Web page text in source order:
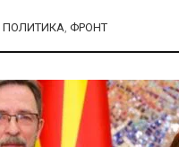
ПОЛИТИКА, ФРОНТ